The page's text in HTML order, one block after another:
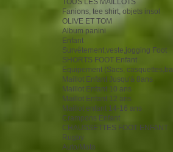
TOUS LES MAILLOTS
Fanions, tee shirt, objets insol
OLIVE ET TOM
Album panini
Enfant
Survêtement,veste,jogging Foot
SHORTS FOOT Enfant
Equipement (Sacs, casquettes,bal
Maillot Enfant Jusqu'à 8ans
Maillot Enfant 10 ans
Maillot Enfant 12 ans
Maillot enfant 14-16 ans
Crampons Enfant
CHAUSSETTES FOOT ENFANT
Rugby
Auto/Moto